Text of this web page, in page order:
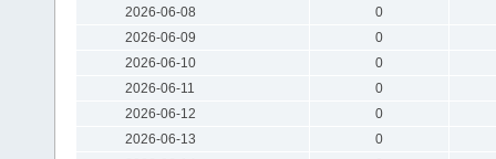
2026-06-08
0
2026-06-09
0
2026-06-10
0
2026-06-11
0
2026-06-12
0
2026-06-13
0